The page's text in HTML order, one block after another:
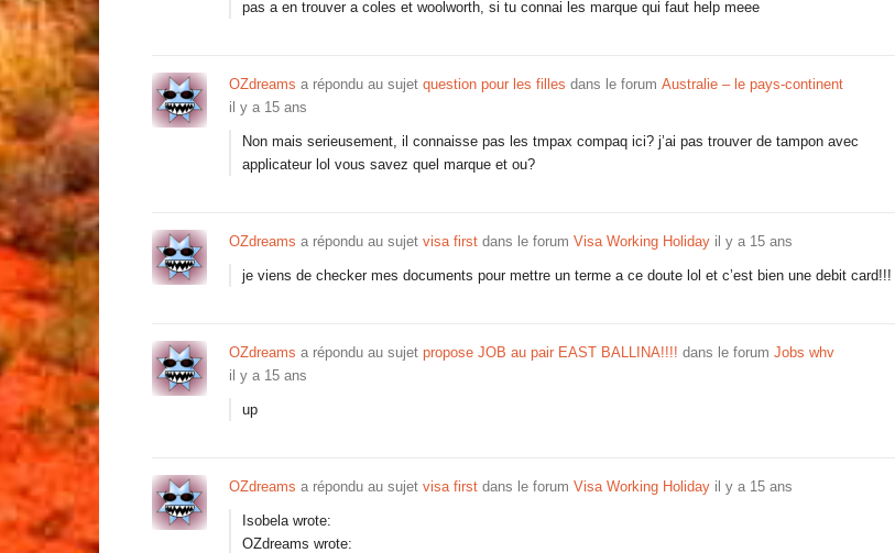
pas a en trouver a coles et woolworth, si tu connai les marque qui faut help meee
OZdreams a répondu au sujet question pour les filles dans le forum Australie – le pays-continent
il y a 15 ans
Non mais serieusement, il connaisse pas les tmpax compaq ici? j’ai pas trouver de tampon avec
applicateur lol vous savez quel marque et ou?
OZdreams a répondu au sujet visa first dans le forum Visa Working Holiday il y a 15 ans
je viens de checker mes documents pour mettre un terme a ce doute lol et c’est bien une debit card!!!
OZdreams a répondu au sujet propose JOB au pair EAST BALLINA!!!! dans le forum Jobs whv
il y a 15 ans
up
OZdreams a répondu au sujet visa first dans le forum Visa Working Holiday il y a 15 ans
Isobela wrote:
OZdreams wrote: